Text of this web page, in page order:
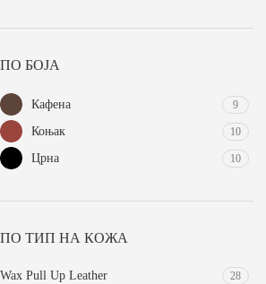
ПО БОЈА
Кафена 9
Коњак 10
Црна 10
ПО ТИП НА КОЖА
Wax Pull Up Leather 28